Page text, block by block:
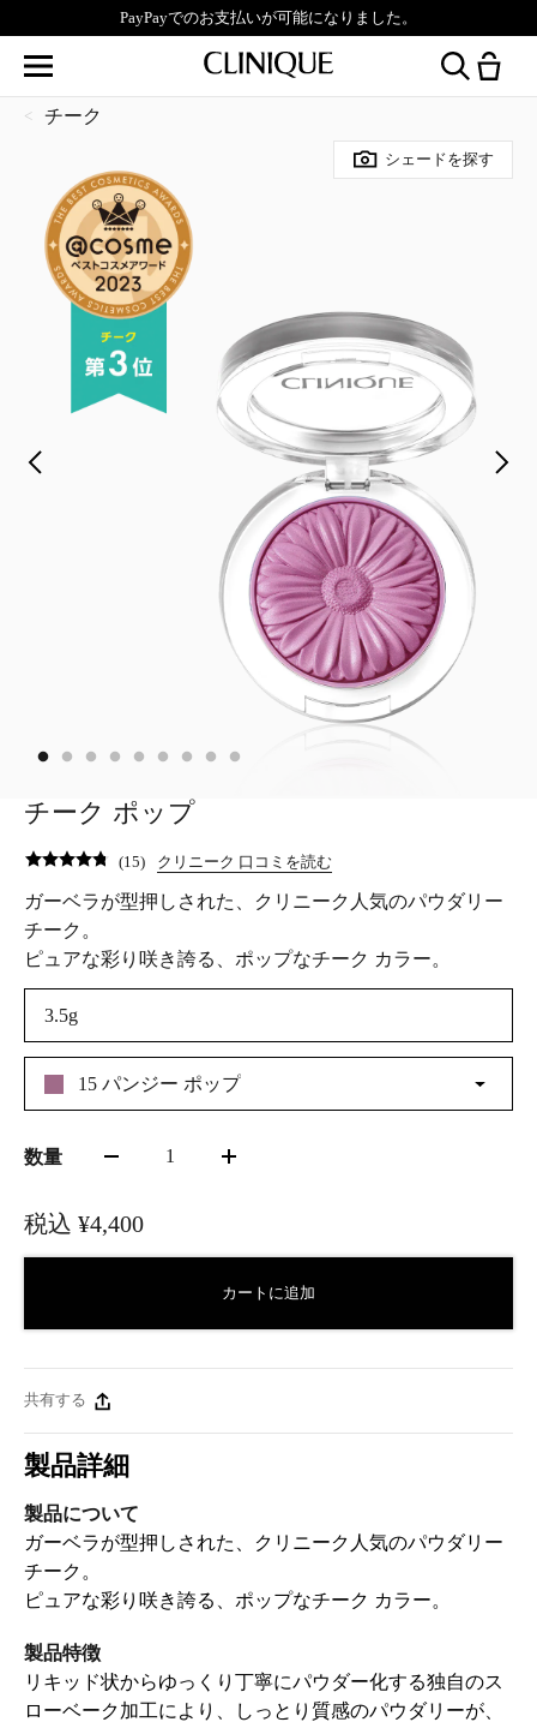
PayPayでのお支払いが可能になりました。
チーク
シェードを探す
チーク ポップ
(15) クリニーク 口コミを読む
ガーベラが型押しされた、クリニーク人気のパウダリー
チーク。
ピュアな彩り咲き誇る、ポップなチーク カラー。
3.5g
15 パンジー ポップ
数量 1
カートに追加
税込 ¥4,400
共有する
製品詳細
製品について
ガーベラが型押しされた、クリニーク人気のパウダリー
チーク。
ピュアな彩り咲き誇る、ポップなチーク カラー。
製品特徴
リキッド状からゆっくり丁寧にパウダー化する独自のス
ローベーク加工により、しっとり質感のパウダリーが、